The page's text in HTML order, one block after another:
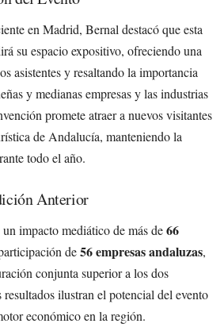
en Madrid, Bernal destacó que esta
su espacio expositivo, ofreciendo una
asistentes y resaltando la importancia
y medianas empresas y las industrias
promete atraer a nuevos visitantes
de Andalucía, manteniendo la
todo el año.
Anterior
impacto mediático de más de66
de56 empresas andaluzas,
conjunta superior a los dos
ilustran el potencial del evento
económico en la región.